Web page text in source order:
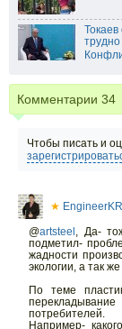
Комментарии 34
Чтобы писать и
★
@artsteel , Да-
подметил-
жадности
экологии, а так
По теме
потребителей.
Например-